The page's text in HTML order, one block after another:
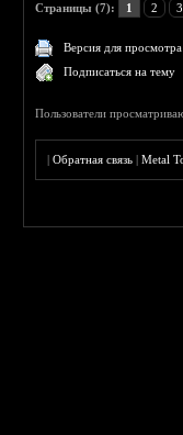
Страницы (7): 1 2 3
Версия для просмотра
Подписаться на тему
Пользователи
|Обратная связь |Metal